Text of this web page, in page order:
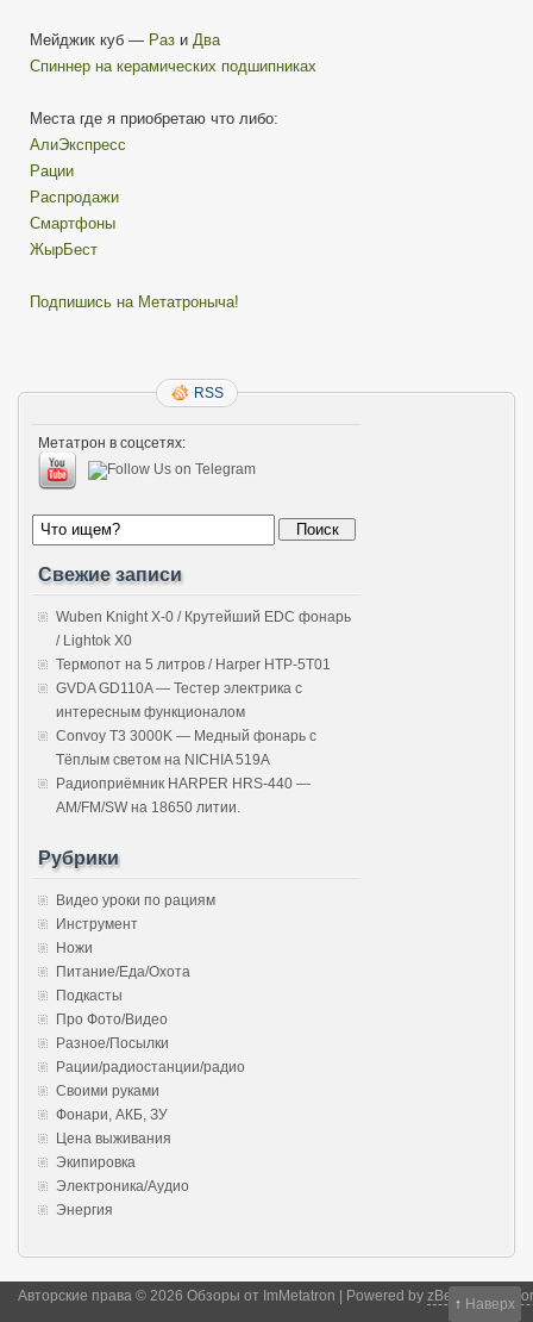
Мейджик куб — Раз и Два
Спиннер на керамических подшипниках
Места где я приобретаю что либо:
АлиЭкспресс
Рации
Распродажи
Смартфоны
ЖырБест
Подпишись на Метатроныча!
RSS
Метатрон в соцсетях:
Свежие записи
Wuben Knight X-0 / Крутейший EDC фонарь
/ Lightok X0
Термопот на 5 литров / Harper HTP-5T01
GVDA GD110A — Тестер электрика с
интересным функционалом
Convoy T3 3000K — Медный фонарь с
Тёплым светом на NICHIA 519A
Радиоприёмник HARPER HRS-440 —
AM/FM/SW на 18650 литии.
Рубрики
Видео уроки по рациям
Инструмент
Ножи
Питание/Еда/Охота
Подкасты
Про Фото/Видео
Разное/Посылки
Рации/радиостанции/радио
Своими руками
Фонари, АКБ, ЗУ
Цена выживания
Экипировка
Электроника/Аудио
Энергия
Авторские права © 2026 Обзоры от ImMetatron | Powered by zBench
↑ Наверх